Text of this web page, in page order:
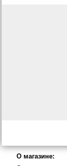
О магазине: